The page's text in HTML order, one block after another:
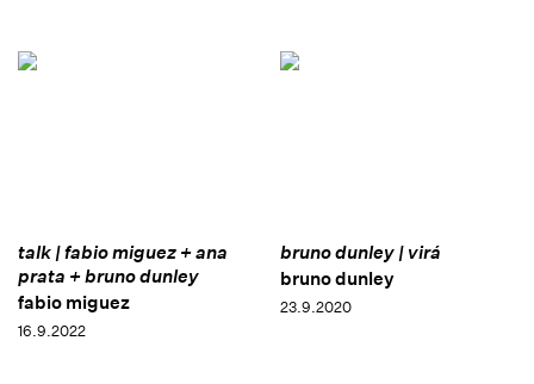
talk | fabio miguez + ana
prata + bruno dunley
fabio miguez
16.9.2022
bruno dunley | virá
bruno dunley
23.9.2020